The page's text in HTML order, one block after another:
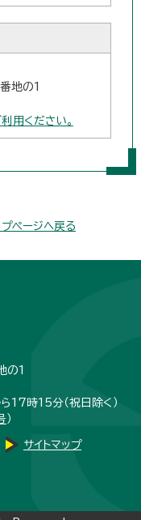
地の1
用ください。
プページへ戻る
の1
17時15分（祝日除く）
）
サイトマップ